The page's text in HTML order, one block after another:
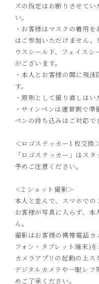
ズの指定はお断りさせて
い。
・お客様はマスクの着用
はご参加いただけません
ウスシールド、フェイス
がございます。
・本人とお客様の間に飛
す。
・原則として撮り直しはい
・サインペンは運営側で
ペンの持ち込みはご対応
＜ロゴステッカー1 枚交換
「ロゴステッカー」はス
予めご注意ください。
＜2 ショット撮影＞
本人と並んで、スマホでの
お客様が写真に入らず、
ん。
撮影はお客様の携帯電話カ
フォン・タブレット端末)
カメラアプリの起動の上ス
デジタルカメラや一眼レ
めご了承ください。